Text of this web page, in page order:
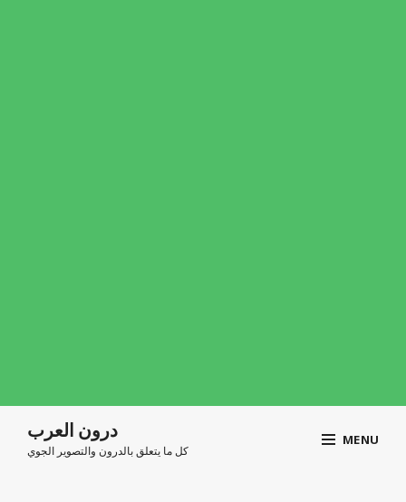
درون العرب
كل ما يتعلق بالدرون والتصوير الجوي
MENU